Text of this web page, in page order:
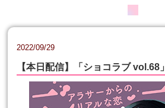
2022/09/29
【本日配信】「ショコラブ vol.68」